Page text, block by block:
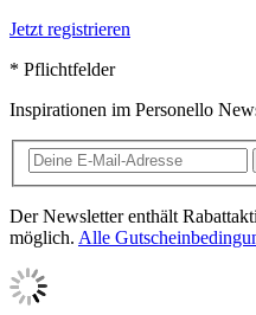
Jetzt registrieren
* Pflichtfelder
Inspirationen im Personello
Der Newsletter enthält
möglich. Alle